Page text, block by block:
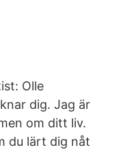
Olle
dig. Jag är
om ditt liv.
du lärt dig nåt